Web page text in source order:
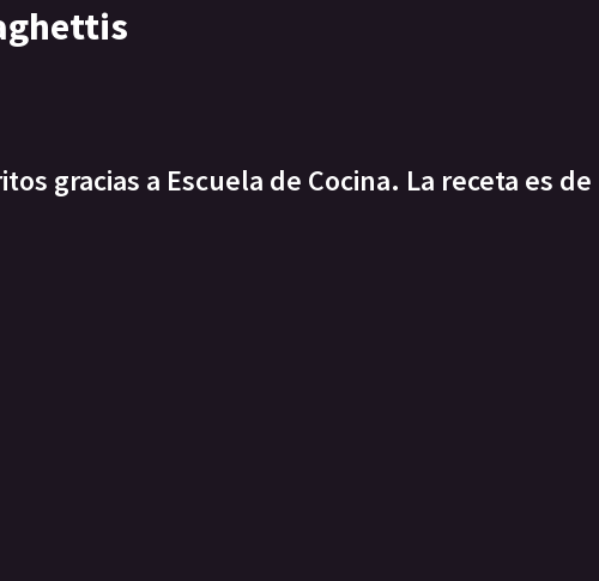
gracias a Escuela de Cocina. La receta es de